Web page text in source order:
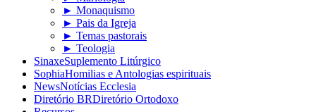
► Monaquismo
► Pais da Igreja
► Temas pastorais
► Teologia
SinaxeSuplemento Litúrgico
SophiaHomilias e Antologias espirituais
NewsNotícias Ecclesia
Diretório BRDiretório Ortodoxo